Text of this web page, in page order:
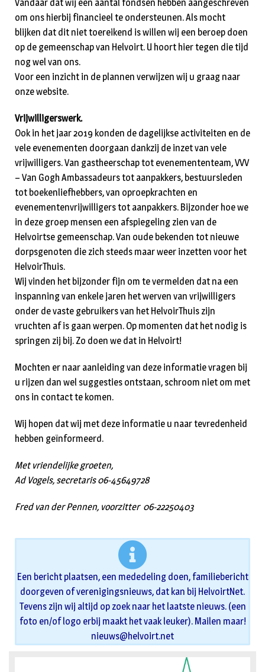
Vandaar dat wij een aantal fondsen hebben aangeschreven
om ons hierbij financieel te ondersteunen. Als mocht
blijken dat dit niet toereikend is willen wij een beroep doen
op de gemeenschap van Helvoirt. U hoort hier tegen die tijd
nog wel van ons.
Voor een inzicht in de plannen verwijzen wij u graag naar
onze website.
Vrijwilligerswerk.
Ook in het jaar 2019 konden de dagelijkse activiteiten en de
vele evenementen doorgaan dankzij de inzet van vele
vrijwilligers. Van gastheerschap tot evenemententeam, VVV
– Van Gogh Ambassadeurs tot aanpakkers, bestuursleden
tot boekenliefhebbers, van oproepkrachten en
evenementenvrijwilligers tot aanpakkers. Bijzonder hoe we
in deze groep mensen een afspiegeling zien van de
Helvoirtse gemeenschap. Van oude bekenden tot nieuwe
dorpsgenoten die zich steeds maar weer inzetten voor het
HelvoirThuis.
Wij vinden het bijzonder fijn om te vermelden dat na een
inspanning van enkele jaren het werven van vrijwilligers
onder de vaste gebruikers van het HelvoirThuis zijn
vruchten af is gaan werpen. Op momenten dat het nodig is
springen zij bij. Zo doen we dat in Helvoirt!
Mochten er naar aanleiding van deze informatie vragen bij
u rijzen dan wel suggesties ontstaan, schroom niet om met
ons in contact te komen.
Wij hopen dat wij met deze informatie u naar tevredenheid
hebben geïnformeerd.
Met vriendelijke groeten,
Ad Vogels, secretaris 06-45649728
Fred van der Pennen, voorzitter 06-22250403
Een bericht plaatsen, een mededeling doen, familiebericht
doorgeven of verenigingsnieuws, dat kan bij HelvoirtNet.
Tevens zijn wij altijd op zoek naar het laatste nieuws. (een
foto en/of logo erbij maakt het vaak leuker). Mailen maar!
nieuws@helvoirt.net